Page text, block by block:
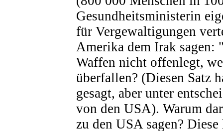
Gesundheitsministerin
für Vergewaltigungen
Amerika dem Irak sagen:
Waffen nicht offenlegt,
überfallen? (Diesen Satz
gesagt, aber unter
von den USA). Warum
zu den USA sagen?